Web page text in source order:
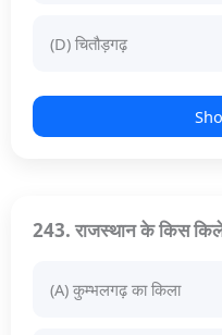
(D) चितौड़गढ़
243. राजस्थान के किस किले
(A) कुम्भलगढ़ का किला